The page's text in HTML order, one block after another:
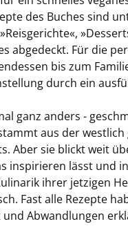
des Buches sind
abgedeckt. Für die
bis zum
durch ein
ganz anders -
aus der
Aber sie blickt weit
inspirieren lässt und
ihrer jetzigen
Fast alle Rezepte
Abwandlungen